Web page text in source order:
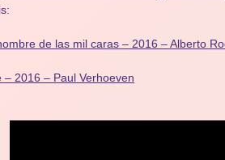
de las mil caras – 2016 – Alberto
– 2016 – Paul Verhoeven